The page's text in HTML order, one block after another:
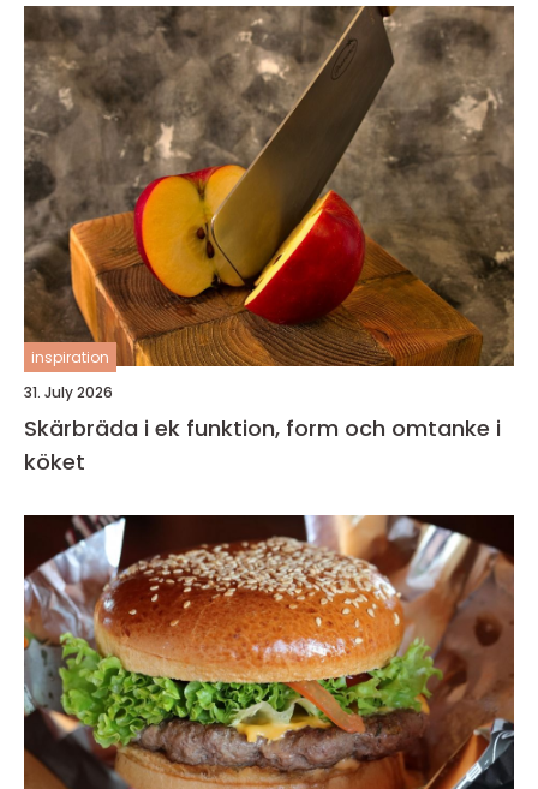
inspiration
31. July 2026
Skärbräda i ek funktion, form och omtanke i
köket